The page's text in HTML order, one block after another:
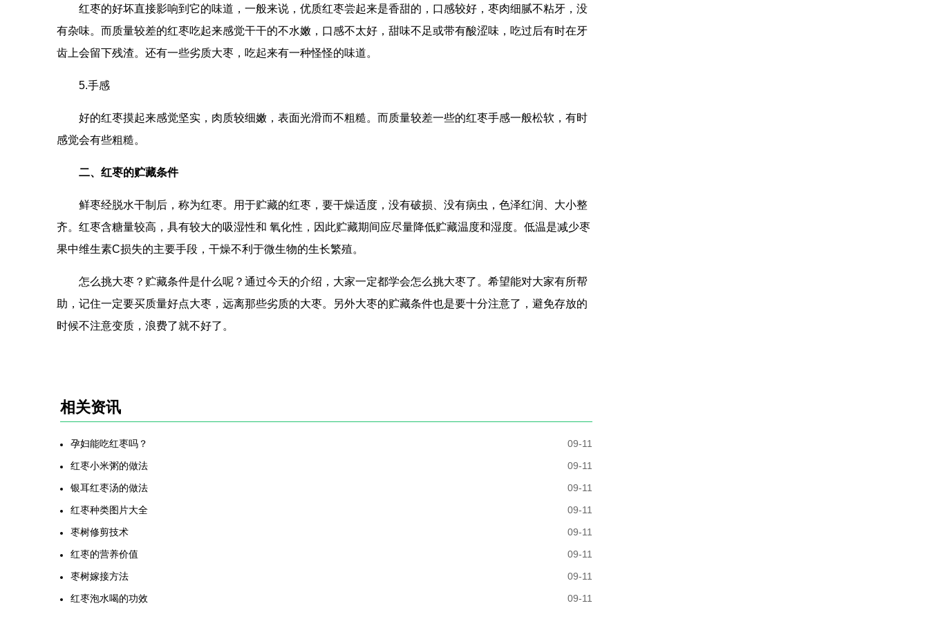
红枣的好坏直接影响到它的味道，一般来说，优质红枣尝起来是香甜的，口感较好，枣肉细腻不粘牙，没
有杂味。而质量较差的红枣吃起来感觉干干的不水嫩，口感不太好，甜味不足或带有酸涩味，吃过后有时在牙
齿上会留下残渣。还有一些劣质大枣，吃起来有一种怪怪的味道。
5.手感
好的红枣摸起来感觉坚实，肉质较细嫩，表面光滑而不粗糙。而质量较差一些的红枣手感一般松软，有时
感觉会有些粗糙。
二、红枣的贮藏条件
鲜枣经脱水干制后，称为红枣。用于贮藏的红枣，要干燥适度，没有破损、没有病虫，色泽红润、大小整
齐。红枣含糖量较高，具有较大的吸湿性和 氧化性，因此贮藏期间应尽量降低贮藏温度和湿度。低温是减少枣
果中维生素C损失的主要手段，干燥不利于微生物的生长繁殖。
怎么挑大枣？贮藏条件是什么呢？通过今天的介绍，大家一定都学会怎么挑大枣了。希望能对大家有所帮
助，记住一定要买质量好点大枣，远离那些劣质的大枣。另外大枣的贮藏条件也是要十分注意了，避免存放的
时候不注意变质，浪费了就不好了。
相关资讯
孕妇能吃红枣吗？
09-11
红枣小米粥的做法
09-11
银耳红枣汤的做法
09-11
红枣种类图片大全
09-11
枣树修剪技术
09-11
红枣的营养价值
09-11
枣树嫁接方法
09-11
红枣泡水喝的功效
09-11